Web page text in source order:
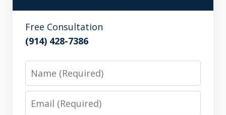
Free Consultation
(914) 428-7386
Name
Email